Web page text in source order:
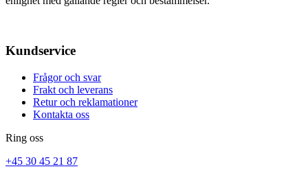
Kundservice
Frågor och svar
Frakt och leverans
Retur och reklamationer
Kontakta oss
Ring oss
+45 30 45 21 87